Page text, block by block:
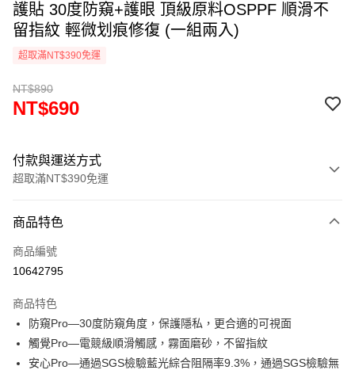
護貼 30度防窺+護眼 頂級原料OSPPF 順滑不
留指紋 輕微划痕修復 (一組兩入)
超取滿NT$390免運
NT$890
NT$690
付款與運送方式
超取滿NT$390免運
信用卡一次付款
超商取貨付款
Apple Pay
街口支付
商品特色
商品編號
10642795
商品特色
防窺Pro—30度防窺角度，保護隱私，更合適的可視面
觸覺Pro—電競級順滑觸感，霧面磨砂，不留指紋
安心Pro—通過SGS檢驗藍光綜合阻隔率9.3%，通過SGS檢驗無